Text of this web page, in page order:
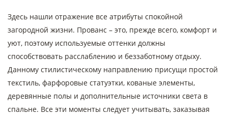
Здесь нашли отражение все атрибуты спокойной
загородной жизни. Прованс – это, прежде всего, комфорт и
уют, поэтому используемые оттенки должны
способствовать расслаблению и беззаботному отдыху.
Данному стилистическому направлению присущи простой
текстиль, фарфоровые статуэтки, кованые элементы,
деревянные полы и дополнительные источники света в
спальне. Все эти моменты следует учитывать, заказывая